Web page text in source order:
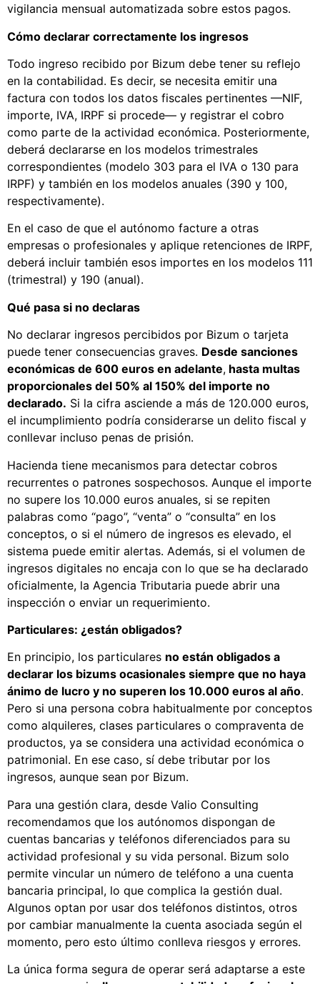
vigilancia mensual automatizada sobre estos pagos.
Cómo declarar correctamente los ingresos
Todo ingreso recibido por Bizum debe tener su reflejo
en la contabilidad. Es decir, se necesita emitir una
factura con todos los datos fiscales pertinentes —NIF,
importe, IVA, IRPF si procede— y registrar el cobro
como parte de la actividad económica. Posteriormente,
deberá declararse en los modelos trimestrales
correspondientes (modelo 303 para el IVA o 130 para
IRPF) y también en los modelos anuales (390 y 100,
respectivamente).
En el caso de que el autónomo facture a otras
empresas o profesionales y aplique retenciones de IRPF,
deberá incluir también esos importes en los modelos 111
(trimestral) y 190 (anual).
Qué pasa si no declaras
No declarar ingresos percibidos por Bizum o tarjeta
puede tener consecuencias graves. Desde sanciones
económicas de 600 euros en adelante, hasta multas
proporcionales del 50% al 150% del importe no
declarado. Si la cifra asciende a más de 120.000 euros,
el incumplimiento podría considerarse un delito fiscal y
conllevar incluso penas de prisión.
Hacienda tiene mecanismos para detectar cobros
recurrentes o patrones sospechosos. Aunque el importe
no supere los 10.000 euros anuales, si se repiten
palabras como “pago”, “venta” o “consulta” en los
conceptos, o si el número de ingresos es elevado, el
sistema puede emitir alertas. Además, si el volumen de
ingresos digitales no encaja con lo que se ha declarado
oficialmente, la Agencia Tributaria puede abrir una
inspección o enviar un requerimiento.
Particulares: ¿están obligados?
En principio, los particulares no están obligados a
declarar los bizums ocasionales siempre que no haya
ánimo de lucro y no superen los 10.000 euros al año.
Pero si una persona cobra habitualmente por conceptos
como alquileres, clases particulares o compraventa de
productos, ya se considera una actividad económica o
patrimonial. En ese caso, sí debe tributar por los
ingresos, aunque sean por Bizum.
Para una gestión clara, desde Valio Consulting
recomendamos que los autónomos dispongan de
cuentas bancarias y teléfonos diferenciados para su
actividad profesional y su vida personal. Bizum solo
permite vincular un número de teléfono a una cuenta
bancaria principal, lo que complica la gestión dual.
Algunos optan por usar dos teléfonos distintos, otros
por cambiar manualmente la cuenta asociada según el
momento, pero esto último conlleva riesgos y errores.
La única forma segura de operar será adaptarse a este